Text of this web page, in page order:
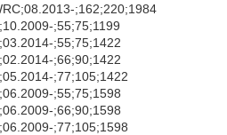
;162;220;1984
;55;75;1199
;55;75;1422
;66;90;1422
;77;105;1422
;55;75;1598
;66;90;1598
;77;105;1598